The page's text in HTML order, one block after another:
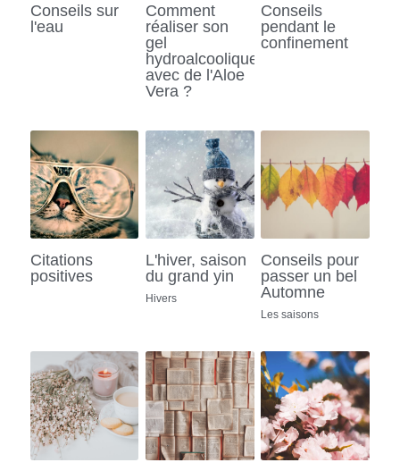
Conseils sur
l'eau
Comment
réaliser son
gel
hydroalcoolique
avec de l'Aloe
Vera ?
Conseils
pendant le
confinement
Citations
positives
L'hiver, saison
du grand yin
Hivers
Conseils pour
passer un bel
Automne
Les saisons